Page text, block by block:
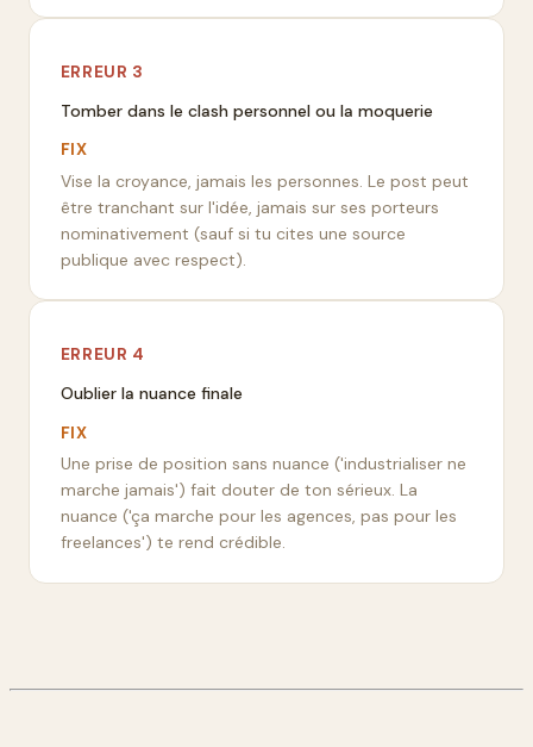
ERREUR 3
Tomber dans le clash personnel ou la moquerie
FIX
Vise la croyance, jamais les personnes. Le post peut
être tranchant sur l'idée, jamais sur ses porteurs
nominativement (sauf si tu cites une source
publique avec respect).
ERREUR 4
Oublier la nuance finale
FIX
Une prise de position sans nuance ('industrialiser ne
marche jamais') fait douter de ton sérieux. La
nuance ('ça marche pour les agences, pas pour les
freelances') te rend crédible.